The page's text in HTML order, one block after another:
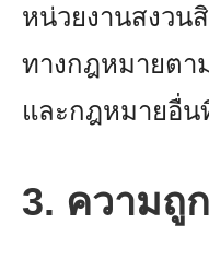
หน่วยงานสงวน
ทางกฎหมายต
และกฎหมายอื่น
3. ความถู